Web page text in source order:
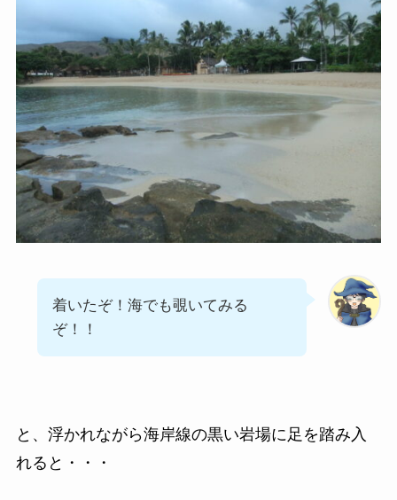
着いたぞ！海でも覗いてみる
ぞ！！
と、浮かれながら海岸線の黒い岩場に足を踏み入
れると・・・